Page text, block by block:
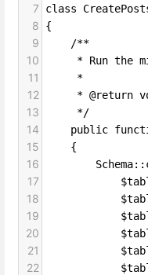
7
class
8 {
9
    /**
10
* Run the
11
     *
12
* @return
13
     */
14
public
15
    {
16
17
18
19
20
21
22